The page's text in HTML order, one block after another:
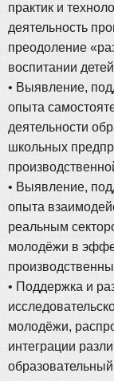
практик и
деятельность
преодоление
воспитании
• Выявление,
опыта
деятельности
школьных
• Выявление,
опыта
реальным
молодёжи в
• Поддержка и
молодёжи,
интеграции